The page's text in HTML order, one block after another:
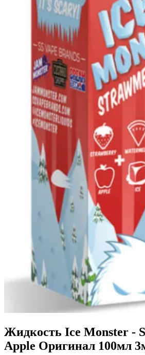
Жидкость Ice Monster -
Apple Оригинал 100мл